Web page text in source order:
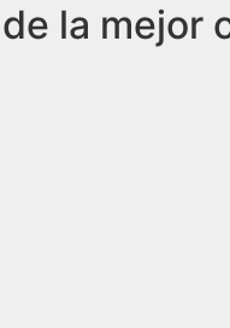
la mejor